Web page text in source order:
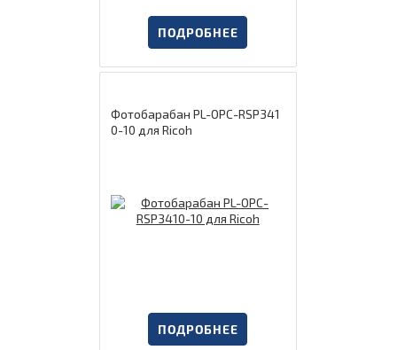
ПОДРОБНЕЕ
Фотобарабан PL-OPC-RSP341
0-10 для Ricoh
ПОДРОБНЕЕ